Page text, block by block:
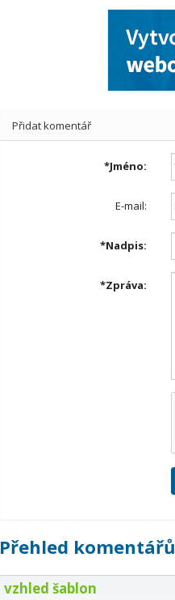
Přidat komentář
*Jméno:
E-mail:
*Nadpis:
*Zpráva:
Přehled komentářů
vzhled šablon